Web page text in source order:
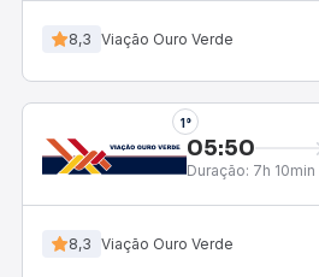
8,3 Viação Ouro Verde
1°
05:50
Duração: 7h 10min
8,3 Viação Ouro Verde